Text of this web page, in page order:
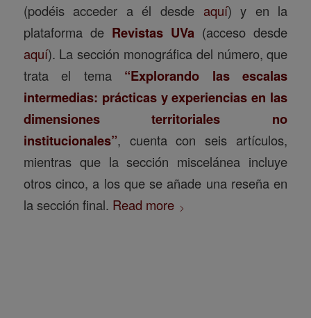
(podéis acceder a él desde aquí) y en la
plataforma de Revistas UVa (acceso desde
aquí). La sección monográfica del número, que
trata el tema “Explorando las escalas
intermedias: prácticas y experiencias en las
dimensiones territoriales no
institucionales”, cuenta con seis artículos,
mientras que la sección miscelánea incluye
otros cinco, a los que se añade una reseña en
la sección final. Read more